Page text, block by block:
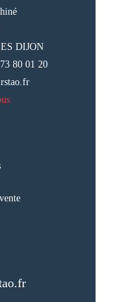
DIJON
80 01 20